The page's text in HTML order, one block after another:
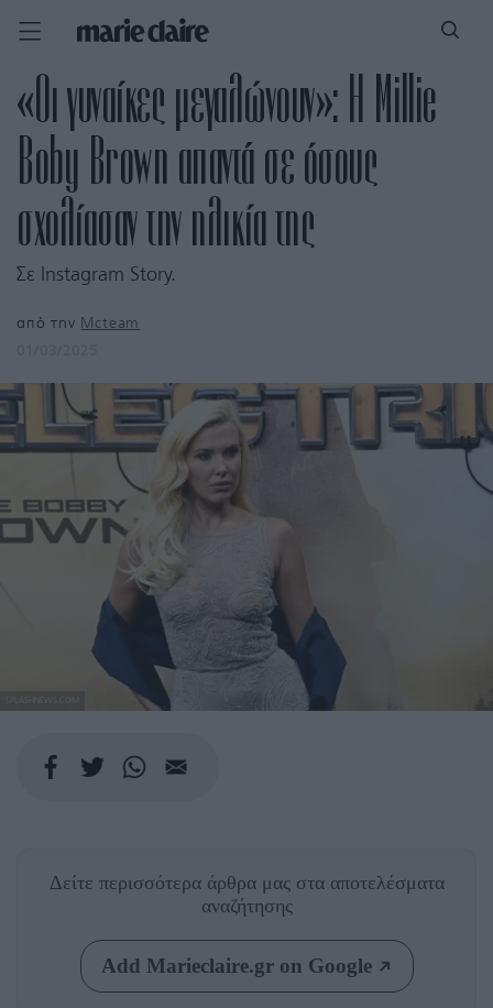
«Οι γυναίκες μεγαλώνουν»: Η Millie
Boby Brown απαντά σε όσους
σχολίασαν την ηλικία της
Σε Instagram Story.
από την Mcteam
SPLASHNEWS.COM
Δείτε περισσότερα άρθρα μας στα αποτελέσματα
αναζήτησης
Add Marieclaire.gr on Google